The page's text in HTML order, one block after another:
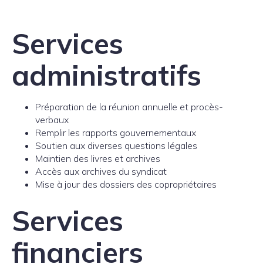
Services
administratifs
Préparation de la réunion annuelle et procès-
verbaux
Remplir les rapports gouvernementaux
Soutien aux diverses questions légales
Maintien des livres et archives
Accès aux archives du syndicat
Mise à jour des dossiers des copropriétaires
Services
financiers